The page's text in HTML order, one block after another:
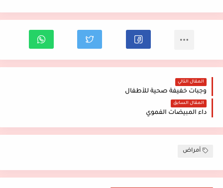
المقال التالي
وجبات خفيفة صحية للأطفال
المقال السابق
داء المبيضات الفموي
أمراض